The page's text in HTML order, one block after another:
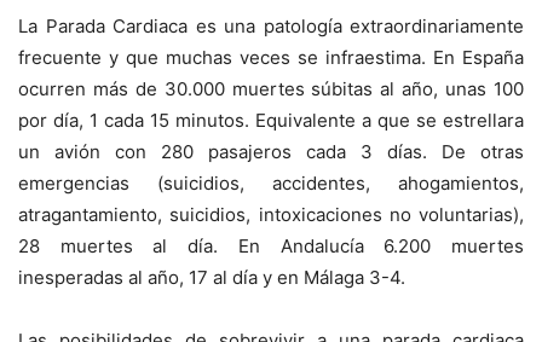
La Parada Cardiaca es una patología extraordinariamente
frecuente y que muchas veces se infraestima. En España
ocurren más de 30.000 muertes súbitas al año, unas 100
por día, 1 cada 15 minutos. Equivalente a que se estrellara
un avión con 280 pasajeros cada 3 días. De otras
emergencias (suicidios, accidentes, ahogamientos,
atragantamiento, suicidios, intoxicaciones no voluntarias),
28 muertes al día. En Andalucía 6.200 muertes
inesperadas al año, 17 al día y en Málaga 3-4.